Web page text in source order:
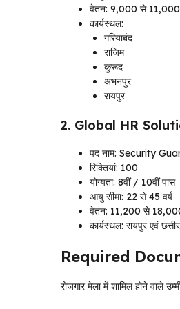
वेतन: ₹9,000 से ₹11,000
कार्यस्थल:
गरियाबंद
राजिम
कुरूद
अभनपुर
रायपुर
2. Global HR
पद नाम: Security
रिक्तियां: 100
योग्यता: 8वीं / 10वीं पास
आयु सीमा: 22 से 45 वर्ष
वेतन: ₹11,200 से
कार्यस्थल: रायपुर एवं
Required
रोजगार मेला में शामिल होने वाले